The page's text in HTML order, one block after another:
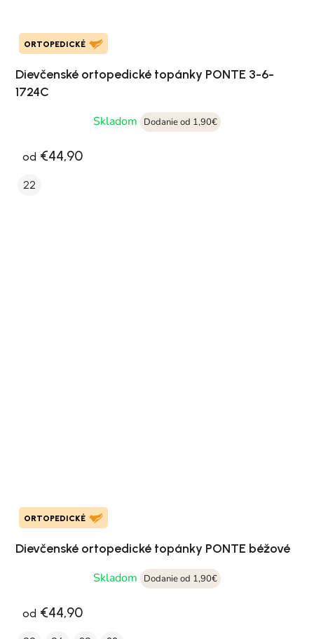
ORTOPEDICKÉ
Dievčenské ortopedické topánky PONTE 3-6-
1724C
Skladom
Dodanie od 1,90€
od €44,90
22
ORTOPEDICKÉ
Dievčenské ortopedické topánky PONTE béžové
Skladom
Dodanie od 1,90€
od €44,90